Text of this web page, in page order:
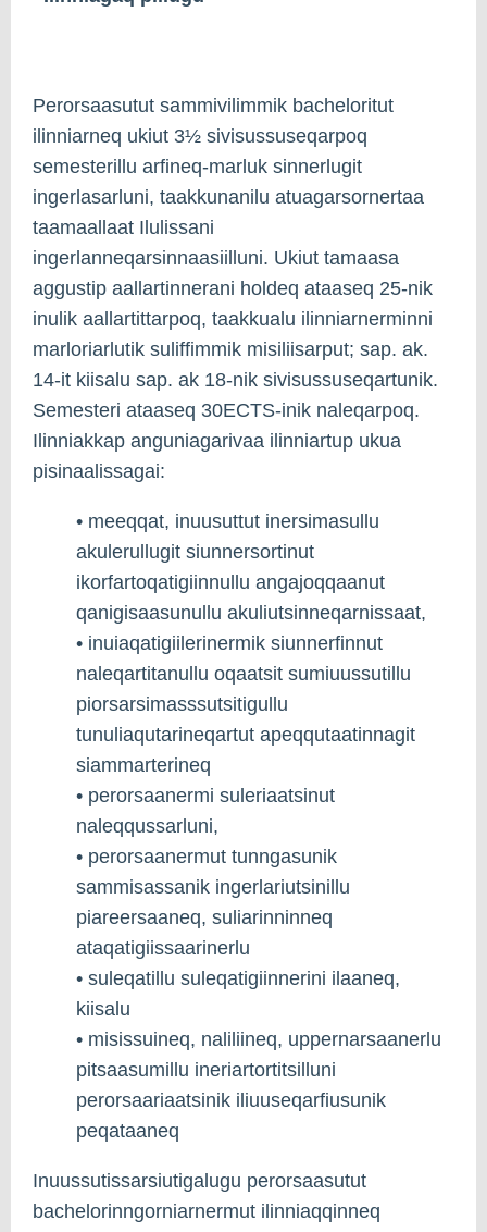
Perorsaasutut sammivilimmik bacheloritut
ilinniarneq ukiut 3½ sivisussuseqarpoq
semesterillu arfineq-marluk sinnerlugit
ingerlasarluni, taakkunanilu atuagarsornertaa
taamaallaat Ilulissani
ingerlanneqarsinnaasiilluni. Ukiut tamaasa
aggustip aallartinnerani holdeq ataaseq 25-nik
inulik aallartittarpoq, taakkualu ilinniarnerminni
marloriarlutik suliffimmik misiliisarput; sap. ak.
14-it kiisalu sap. ak 18-nik sivisussuseqartunik.
Semesteri ataaseq 30ECTS-inik naleqarpoq.
Ilinniakkap anguniagarivaa ilinniartup ukua
pisinaalissagai:
• meeqqat, inuusuttut inersimasullu
akulerullugit siunnersortinut
ikorfartoqatigiinnullu angajoqqaanut
qanigisaasunullu akuliutsinneqarnissaat,
• inuiaqatigiilerinermik siunnerfinnut
naleqartitanullu oqaatsit sumiuussutillu
piorsarsimasssutsitigullu
tunuliaqutarineqartut apeqqutaatinnagit
siammarterineq
• perorsaanermi suleriaatsinut
naleqqussarluni,
• perorsaanermut tunngasunik
sammisassanik ingerlariutsinillu
piareersaaneq, suliarinninneq
ataqatigiissaarinerlu
• suleqatillu suleqatigiinnerini ilaaneq,
kiisalu
• misissuineq, naliliineq, uppernarsaanerlu
pitsaasumillu ineriartortitsilluni
perorsaariaatsinik iliuuseqarfiusunik
peqataaneq
Inuussutissarsiutigalugu perorsaasutut
bachelorinngorniarnermut ilinniaqqinneq